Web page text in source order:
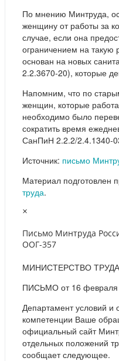
По мнению Минтруда,
женщину от работы за
случае, если она
ограничением на такую
основан на новых
2.2.3670-20), которые
Напомним, что по
женщин, которые
необходимо было
сократить время
СанПиН 2.2.2/2.4.1340-
Источник: письмо
Материал подготовлен
труда.
×
Письмо Минтруда
ООГ-357
МИНИСТЕРСТВО
ПИСЬМО от 16
Департамент условий и
компетенции Ваше
официальный сайт
отдельных положений
сообщает следующее.